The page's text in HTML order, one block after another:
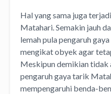
Hal yang sama juga
Matahari. Semakin jauh
lemah pula pengaruh
mengikat obyek agar
Meskipun demikian tidak
pengaruh gaya tarik
mempengaruhi benda-